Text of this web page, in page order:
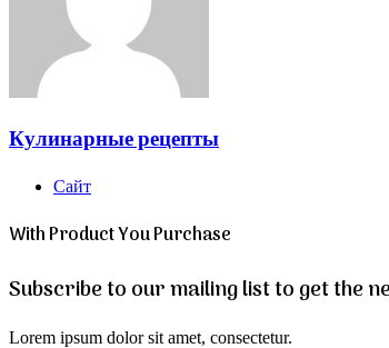
Кулинарные рецепты
Сайт
With Product You Purchase
Subscribe to our mailing list to get the
Lorem ipsum dolor sit amet, consectetur.